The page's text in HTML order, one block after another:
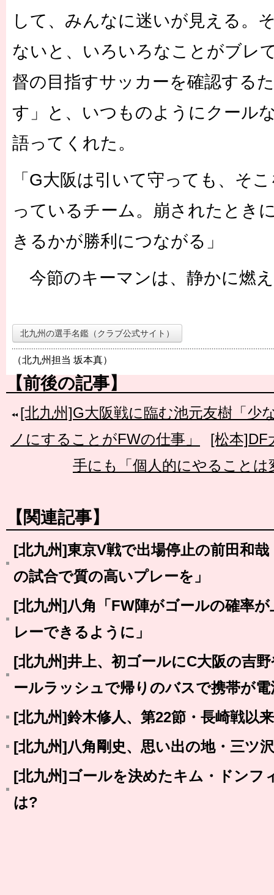
して、みんなに迷いが見える。
ないと、いろいろなことがブレ
督の目指すサッカーを確認する
す」と、いつものようにクール
語ってくれた。
「G大阪は引いて守っても、そ
っているチーム。崩されたとき
きるかが勝利につながる」
今節のキーマンは、静かに燃
北九州の選手名鑑（クラブ公式サイト）
（北九州担当 坂本真）
【前後の記事】
[北九州]G大阪戦に臨む池元友樹「少
ノにすることがFWの仕事」
[松本]DF
手にも「個人的にやることは
【関連記事】
[北九州]東京V戦で出場停止の前田和
の試合で質の高いプレーを」
[北九州]八角「FW陣がゴールの確率
レーできるように」
[北九州]井上、初ゴールにC大阪の吉
ールラッシュで帰りのバスで携帯が電
[北九州]鈴木修人、第22節・長崎戦以
[北九州]八角剛史、思い出の地・三ツ
[北九州]ゴールを決めたキム・ドンフ
は?